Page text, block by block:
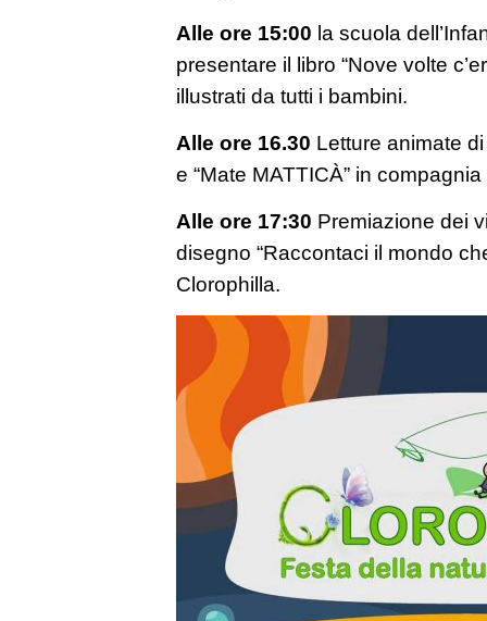
Alle ore 15:00 la scuola
presentare il libro “Nove volte
illustrati da tutti i bambini.
Alle ore 16.30 Letture animate
e “Mate MATTICÀ” in
Alle ore 17:30 Premiazione dei
disegno “Raccontaci il mondo
Clorophilla.